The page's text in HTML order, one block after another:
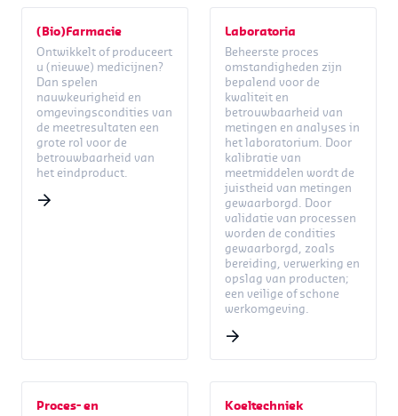
(Bio)Farmacie
Ontwikkelt of produceert
u (nieuwe) medicijnen?
Dan spelen
nauwkeurigheid en
omgevingscondities van
de meetresultaten een
grote rol voor de
betrouwbaarheid van
het eindproduct.
Laboratoria
Beheerste proces
omstandigheden zijn
bepalend voor de
kwaliteit en
betrouwbaarheid van
metingen en analyses in
het laboratorium. Door
kalibratie van
meetmiddelen wordt de
juistheid van metingen
gewaarborgd. Door
validatie van processen
worden de condities
gewaarborgd, zoals
bereiding, verwerking en
opslag van producten;
een veilige of schone
werkomgeving.
Proces- en
Koeltechniek